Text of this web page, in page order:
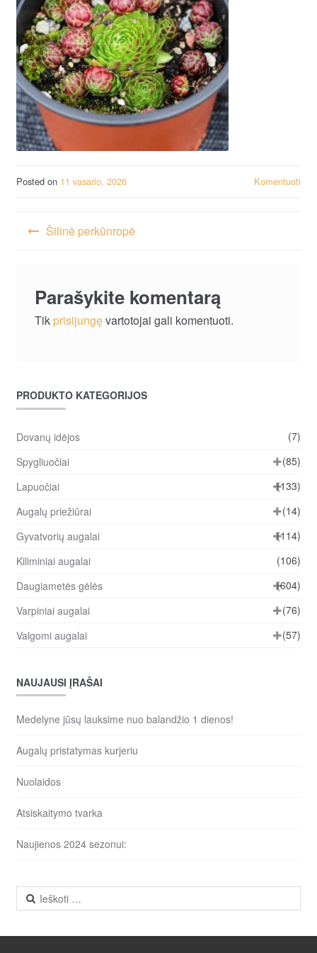
Posted on 11 vasario, 2026 Komentuoti
Navigacija
Šilinė perkūnropė
Parašykite komentarą
Tik prisijungęvartotojai gali komentuoti.
PRODUKTO KATEGORIJOS
Dovanų idėjos
(7)
Spygliuočiai
(85)
Lapuočiai
(133)
Augalų priežiūrai
(14)
Gyvatvorių augalai
(114)
Kiliminiai augalai
(106)
Daugiametės gėlės
(604)
Varpiniai augalai
(76)
Valgomi augalai
(57)
NAUJAUSI ĮRAŠAI
Medelyne jūsų lauksime nuo balandžio 1 dienos!
Augalų pristatymas kurjeriu
Nuolaidos
Atsiskaitymo tvarka
Naujienos 2024 sezonui:
Ieškoti: